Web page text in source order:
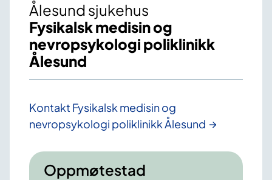
Ålesund sjukehus
Fysikalsk medisin og
nevropsykologi poliklinikk
Ålesund
Kontakt Fysikalsk medisin og
nevropsykologi poliklinikk Ålesund
Oppmøtestad